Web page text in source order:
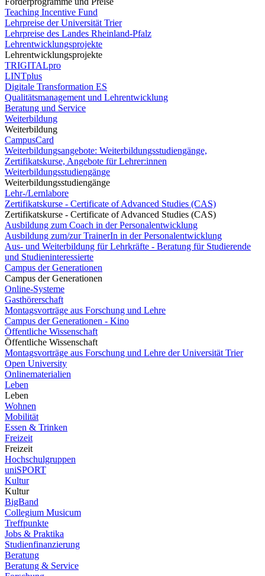
Teaching Incentive Fund
Lehrpreise der Universität Trier
Lehrpreise des Landes Rheinland-Pfalz
Lehrentwicklungsprojekte
Lehrentwicklungsprojekte
TRIGITALpro
LINTplus
Digitale Transformation ES
Qualitätsmanagement und Lehrentwicklung
Beratung und Service
Weiterbildung
Weiterbildung
CampusCard
Weiterbildungsangebote: Weiterbildungsstudiengänge,
Zertifikatskurse, Angebote für Lehrer:innen
Weiterbildungsstudiengänge
Weiterbildungsstudiengänge
Lehr-/Lernlabore
Zertifikatskurse - Certificate of Advanced Studies (CAS)
Zertifikatskurse - Certificate of Advanced Studies (CAS)
Ausbildung zum Coach in der Personalentwicklung
Ausbildung zum/zur TrainerIn in der Personalentwicklung
Aus- und Weiterbildung für Lehrkräfte - Beratung für Studierende
und Studieninteressierte
Campus der Generationen
Campus der Generationen
Online-Systeme
Gasthörerschaft
Montagsvorträge aus Forschung und Lehre
Campus der Generationen - Kino
Öffentliche Wissenschaft
Öffentliche Wissenschaft
Montagsvorträge aus Forschung und Lehre der Universität Trier
Open University
Onlinematerialien
Leben
Leben
Wohnen
Mobilität
Essen & Trinken
Freizeit
Freizeit
Hochschulgruppen
uniSPORT
Kultur
Kultur
BigBand
Collegium Musicum
Treffpunkte
Jobs & Praktika
Studienfinanzierung
Beratung
Beratung & Service